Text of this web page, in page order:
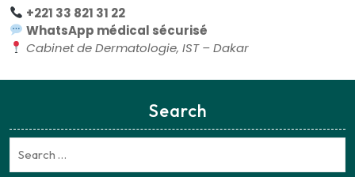
+221 33 821 31 22
WhatsApp médical sécurisé
Cabinet de Dermatologie, IST – Dakar
Search